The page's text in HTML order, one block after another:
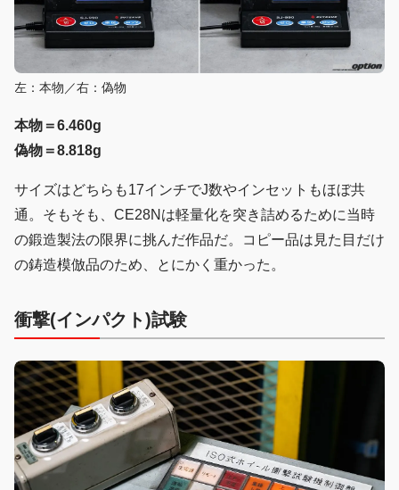
左：本物／右：偽物
本物＝6.460g
偽物＝8.818g
サイズはどちらも17インチでJ数やインセットもほぼ共
通。そもそも、CE28Nは軽量化を突き詰めるために当時
の鍛造製法の限界に挑んだ作品だ。コピー品は見た目だけ
の鋳造模倣品のため、とにかく重かった。
衝撃(インパクト)試験